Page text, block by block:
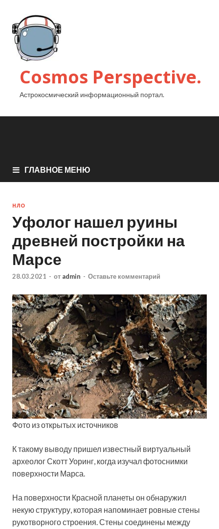
Cosmos Perspective.
Астрокосмический информационный портал.
ГЛАВНОЕ МЕНЮ
НЛО
Уфолог нашел руины
древней постройки на
Марсе
28.03.2021 - от admin - Оставьте комментарий
Фото из открытых источников
К такому выводу пришел известный виртуальный
археолог Скотт Уоринг, когда изучал фотоснимки
поверхности Марса.
На поверхности Красной планеты он обнаружил
некую структуру, которая напоминает ровные стены
рукотворного строения. Стены соединены между